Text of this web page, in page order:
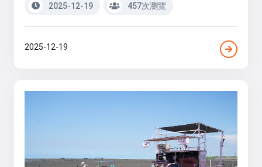
2025-12-19 457次瀏覽
2025-12-19